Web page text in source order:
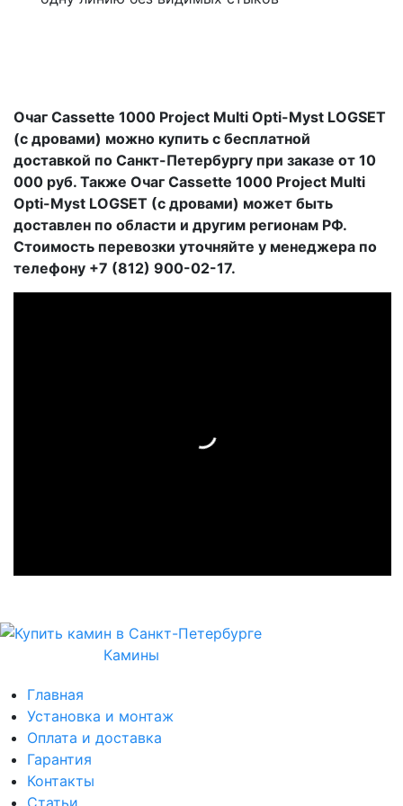
Очаг Cassette 1000 Project Multi Opti-Myst LOGSET
(с дровами) можно купить с бесплатной
доставкой по Санкт-Петербургу при заказе от 10
000 руб. Также Очаг Cassette 1000 Project Multi
Opti-Myst LOGSET (с дровами) может быть
доставлен по области и другим регионам РФ.
Стоимость перевозки уточняйте у менеджера по
телефону +7 (812) 900-02-17.
Камины
Главная
Установка и монтаж
Оплата и доставка
Гарантия
Контакты
Статьи